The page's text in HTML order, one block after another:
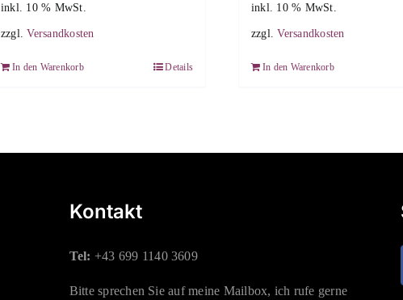
inkl. 10 % MwSt.
zzgl.Versandkosten
In den Warenkorb Details
inkl. 10 % MwSt.
zzgl.Versandkosten
In den Warenkorb
Kontakt
Tel: +43 699 1140 3609
Bitte sprechen Sie auf meine Mailbox, ich rufe gerne